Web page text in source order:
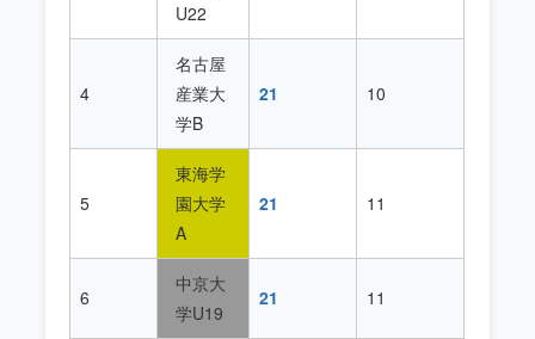
U22
4
名古屋
産業大
学B
21 10
5
東海学
園大学
A
21 11
6
中京大
学U19
21 11